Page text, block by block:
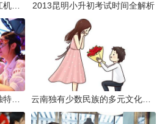
2013昆明小升初考试时间全解析